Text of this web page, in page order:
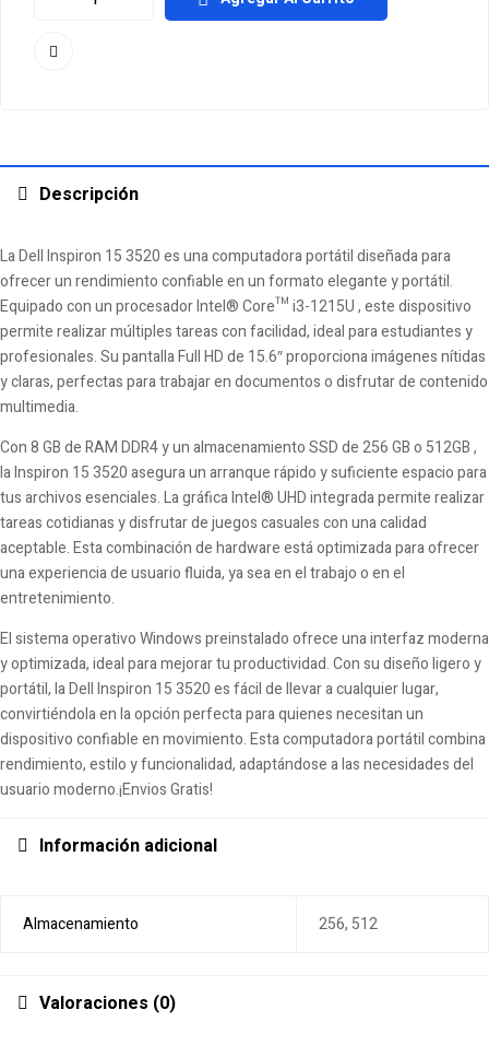
Descripción
La Dell Inspiron 15 3520 es una computadora portátil diseñada para
ofrecer un rendimiento confiable en un formato elegante y portátil.
Equipado con un procesador Intel® Core™ i3-1215U , este dispositivo
permite realizar múltiples tareas con facilidad, ideal para estudiantes y
profesionales. Su pantalla Full HD de 15.6″ proporciona imágenes nítidas
y claras, perfectas para trabajar en documentos o disfrutar de contenido
multimedia.
Con 8 GB de RAM DDR4 y un almacenamiento SSD de 256 GB o 512GB ,
la Inspiron 15 3520 asegura un arranque rápido y suficiente espacio para
tus archivos esenciales. La gráfica Intel® UHD integrada permite realizar
tareas cotidianas y disfrutar de juegos casuales con una calidad
aceptable. Esta combinación de hardware está optimizada para ofrecer
una experiencia de usuario fluida, ya sea en el trabajo o en el
entretenimiento.
El sistema operativo Windows preinstalado ofrece una interfaz moderna
y optimizada, ideal para mejorar tu productividad. Con su diseño ligero y
portátil, la Dell Inspiron 15 3520 es fácil de llevar a cualquier lugar,
convirtiéndola en la opción perfecta para quienes necesitan un
dispositivo confiable en movimiento. Esta computadora portátil combina
rendimiento, estilo y funcionalidad, adaptándose a las necesidades del
usuario moderno.¡Envios Gratis!
Información adicional
Almacenamiento 256, 512
Valoraciones (0)